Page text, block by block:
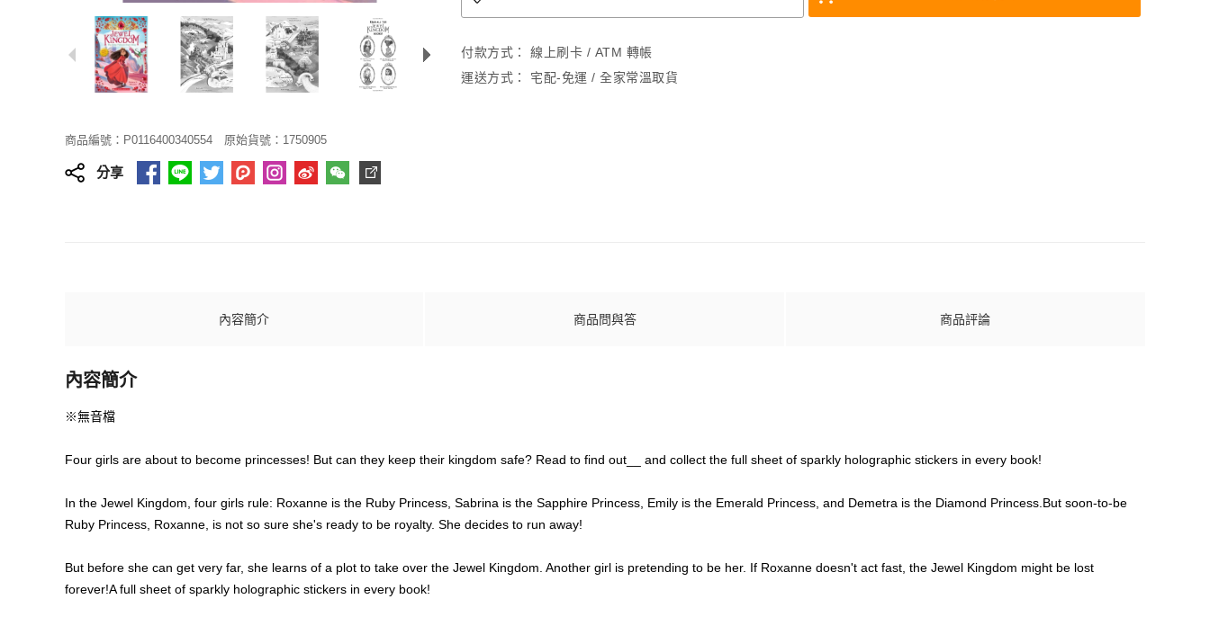
商品編號：P0116400340554 原始貨號：1750905
分享
付款方式：
線上刷卡 / ATM 轉帳
運送方式：
宅配-免運 / 全家常溫取貨
內容簡介 商品問與答 商品評論
內容簡介
※無音檔
Four girls are about to become princesses! But can they keep their kingdom safe? Read to find out__ and collect the full sheet of sparkly holographic stickers in every book!
In the Jewel Kingdom, four girls rule: Roxanne is the Ruby Princess, Sabrina is the Sapphire Princess, Emily is the Emerald Princess, and Demetra is the Diamond Princess.But soon-to-be
Ruby Princess, Roxanne, is not so sure she's ready to be royalty. She decides to run away!
But before she can get very far, she learns of a plot to take over the Jewel Kingdom. Another girl is pretending to be her. If Roxanne doesn't act fast, the Jewel Kingdom might be lost
forever!A full sheet of sparkly holographic stickers in every book!